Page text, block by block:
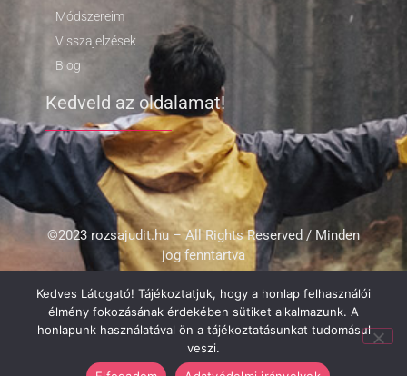
Módszereim
Visszajelzések
Blog
Kedveld az oldalamat!
©2023 rozsajudit.hu – All Rights Reserved / Minden
jog fenntartva
Adatvédelem Impresszum
Made by
Kedves Látogató! Tájékoztatjuk, hogy a honlap felhasználói
élmény fokozásának érdekében sütiket alkalmazunk. A
honlapunk használatával ön a tájékoztatásunkat tudomásul
veszi.